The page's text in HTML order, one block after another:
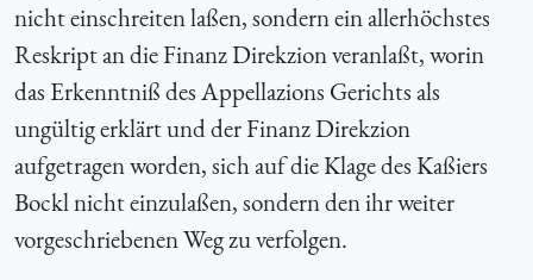
nicht einschreiten laßen, sondern ein allerhöchstes
Reskript an die Finanz Direkzion veranlaßt, worin
das Erkenntniß des Appellazions Gerichts als
ungültig erklärt und der Finanz Direkzion
aufgetragen worden, sich auf die Klage des Kaßiers
Bockl nicht einzulaßen, sondern den ihr weiter
vorgeschriebenen Weg zu verfolgen.